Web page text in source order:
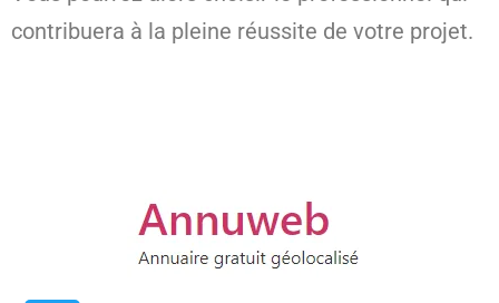
contribuera à la pleine réussite de votre projet.